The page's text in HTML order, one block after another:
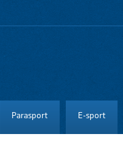
Parasport E-sport